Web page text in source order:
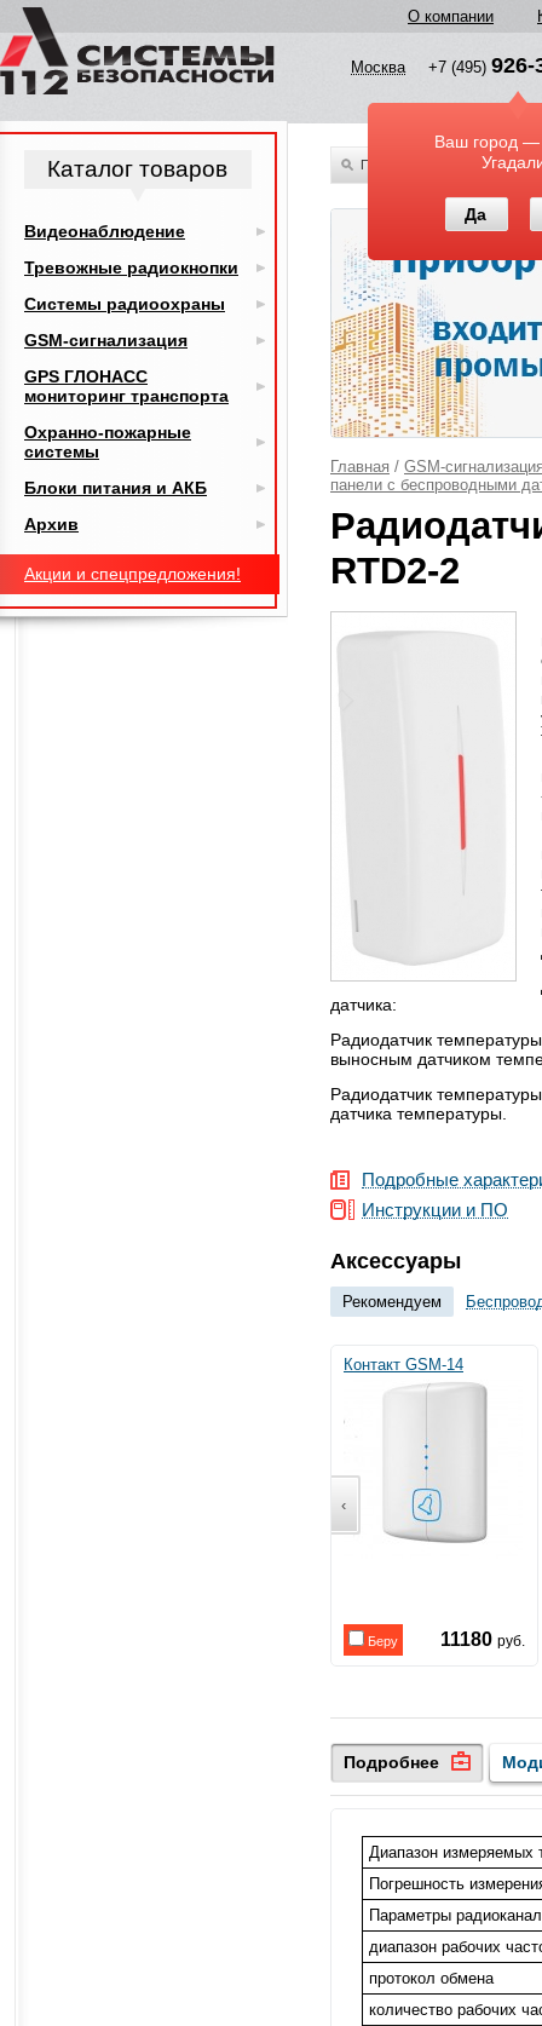
О компании
Москва +7 (495) 926-
Ваш город —
Да
По всему каталогу
Главная / GSM-
панели с беспроводными
RTD2-2
датчика:
Радиодатчик
выносным датчиком
Радиодатчик
датчика температуры.
Подробные
Инструкции и ПО
Аксессуары
Рекомендуем
‹
Контакт GSM-14
Беру 11180 руб.
Подробнее
Диапазон измеряемых
Погрешность
Параметры
диапазон рабочих
протокол обмена
количество рабочих
Каталог товаров
Видеонаблюдение
Тревожные радиокнопки
Системы радиоохраны
GSM-сигнализация
GPS ГЛОНАСС
мониторинг транспорта
Охранно-пожарные
системы
Блоки питания и АКБ
Архив
Акции и спецпредложения!